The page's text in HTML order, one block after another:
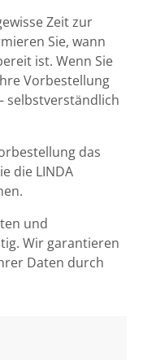
Zeit zur
Sie, wann
ist. Wenn Sie
Vorbestellung
selbstverständlich
das
die LINDA
und
Wir garantieren
Daten durch